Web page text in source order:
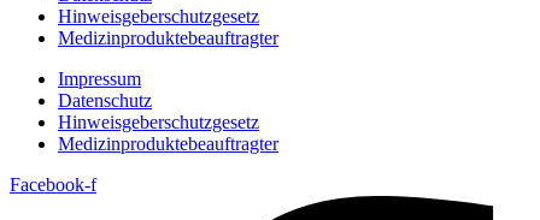
Hinweisgeberschutzgesetz
Medizin­produkte­beauftragter
Impressum
Datenschutz
Hinweisgeberschutzgesetz
Medizin­produkte­beauftragter
Facebook-f